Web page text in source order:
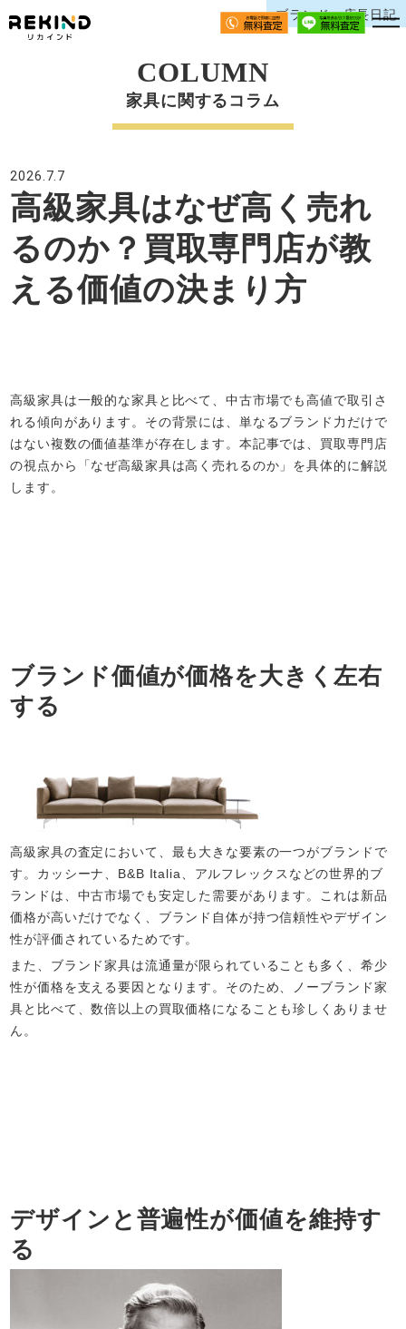
COLUMN
家具に関するコラム
2026.7.7
高級家具はなぜ高く売れ
るのか？買取専門店が教
える価値の決まり方
ブランド、店長日記
高級家具は一般的な家具と比べて、中古市場でも高値で取引さ
れる傾向があります。その背景には、単なるブランド力だけで
はない複数の価値基準が存在します。本記事では、買取専門店
の視点から「なぜ高級家具は高く売れるのか」を具体的に解説
します。
ブランド価値が価格を大きく左右
する
高級家具の査定において、最も大きな要素の一つがブランドで
す。カッシーナ、B&B Italia、アルフレックスなどの世界的ブ
ランドは、中古市場でも安定した需要があります。これは新品
価格が高いだけでなく、ブランド自体が持つ信頼性やデザイン
性が評価されているためです。
また、ブランド家具は流通量が限られていることも多く、希少
性が価格を支える要因となります。そのため、ノーブランド家
具と比べて、数倍以上の買取価格になることも珍しくありませ
ん。
デザインと普遍性が価値を維持す
る